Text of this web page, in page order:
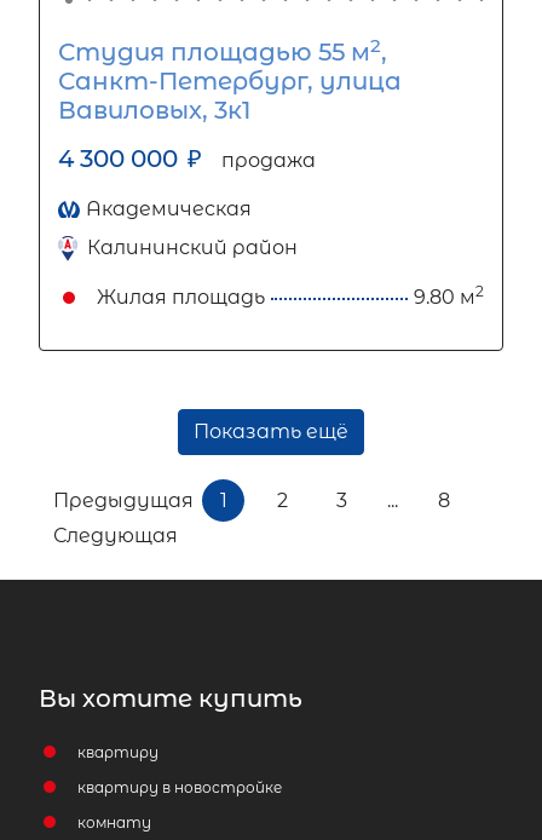
Студия площадью 55 м2,
Санкт-Петербург, улица
Вавиловых, 3к1
4 300 000 ₽ продажа
Академическая
Калининский район
Жилая площадь 9.80 м2
Показать ещё
Предыдущая 1 2 3 ...
8
Следующая
Вы хотите купить
квартиру
квартиру в новостройке
комнату